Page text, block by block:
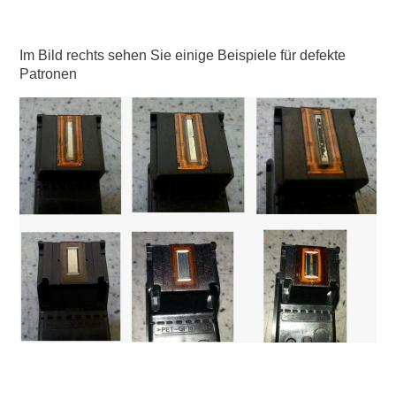
Im Bild rechts sehen Sie einige Beispiele für defekte
Patronen